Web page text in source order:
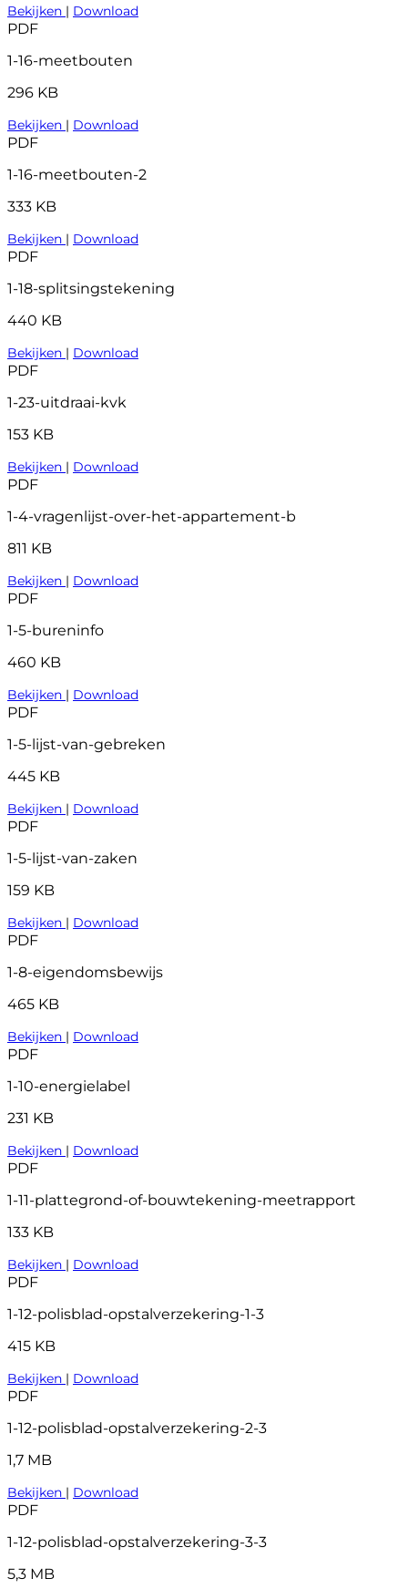
Bekijken | Download
PDF
1-16-meetbouten
296 KB
Bekijken | Download
PDF
1-16-meetbouten-2
333 KB
Bekijken | Download
PDF
1-18-splitsingstekening
440 KB
Bekijken | Download
PDF
1-23-uitdraai-kvk
153 KB
Bekijken | Download
PDF
1-4-vragenlijst-over-het-appartement-b
811 KB
Bekijken | Download
PDF
1-5-bureninfo
460 KB
Bekijken | Download
PDF
1-5-lijst-van-gebreken
445 KB
Bekijken | Download
PDF
1-5-lijst-van-zaken
159 KB
Bekijken | Download
PDF
1-8-eigendomsbewijs
465 KB
Bekijken | Download
PDF
1-10-energielabel
231 KB
Bekijken | Download
PDF
1-11-plattegrond-of-bouwtekening-meetrapport
133 KB
Bekijken | Download
PDF
1-12-polisblad-opstalverzekering-1-3
415 KB
Bekijken | Download
PDF
1-12-polisblad-opstalverzekering-2-3
1,7 MB
Bekijken | Download
PDF
1-12-polisblad-opstalverzekering-3-3
5,3 MB